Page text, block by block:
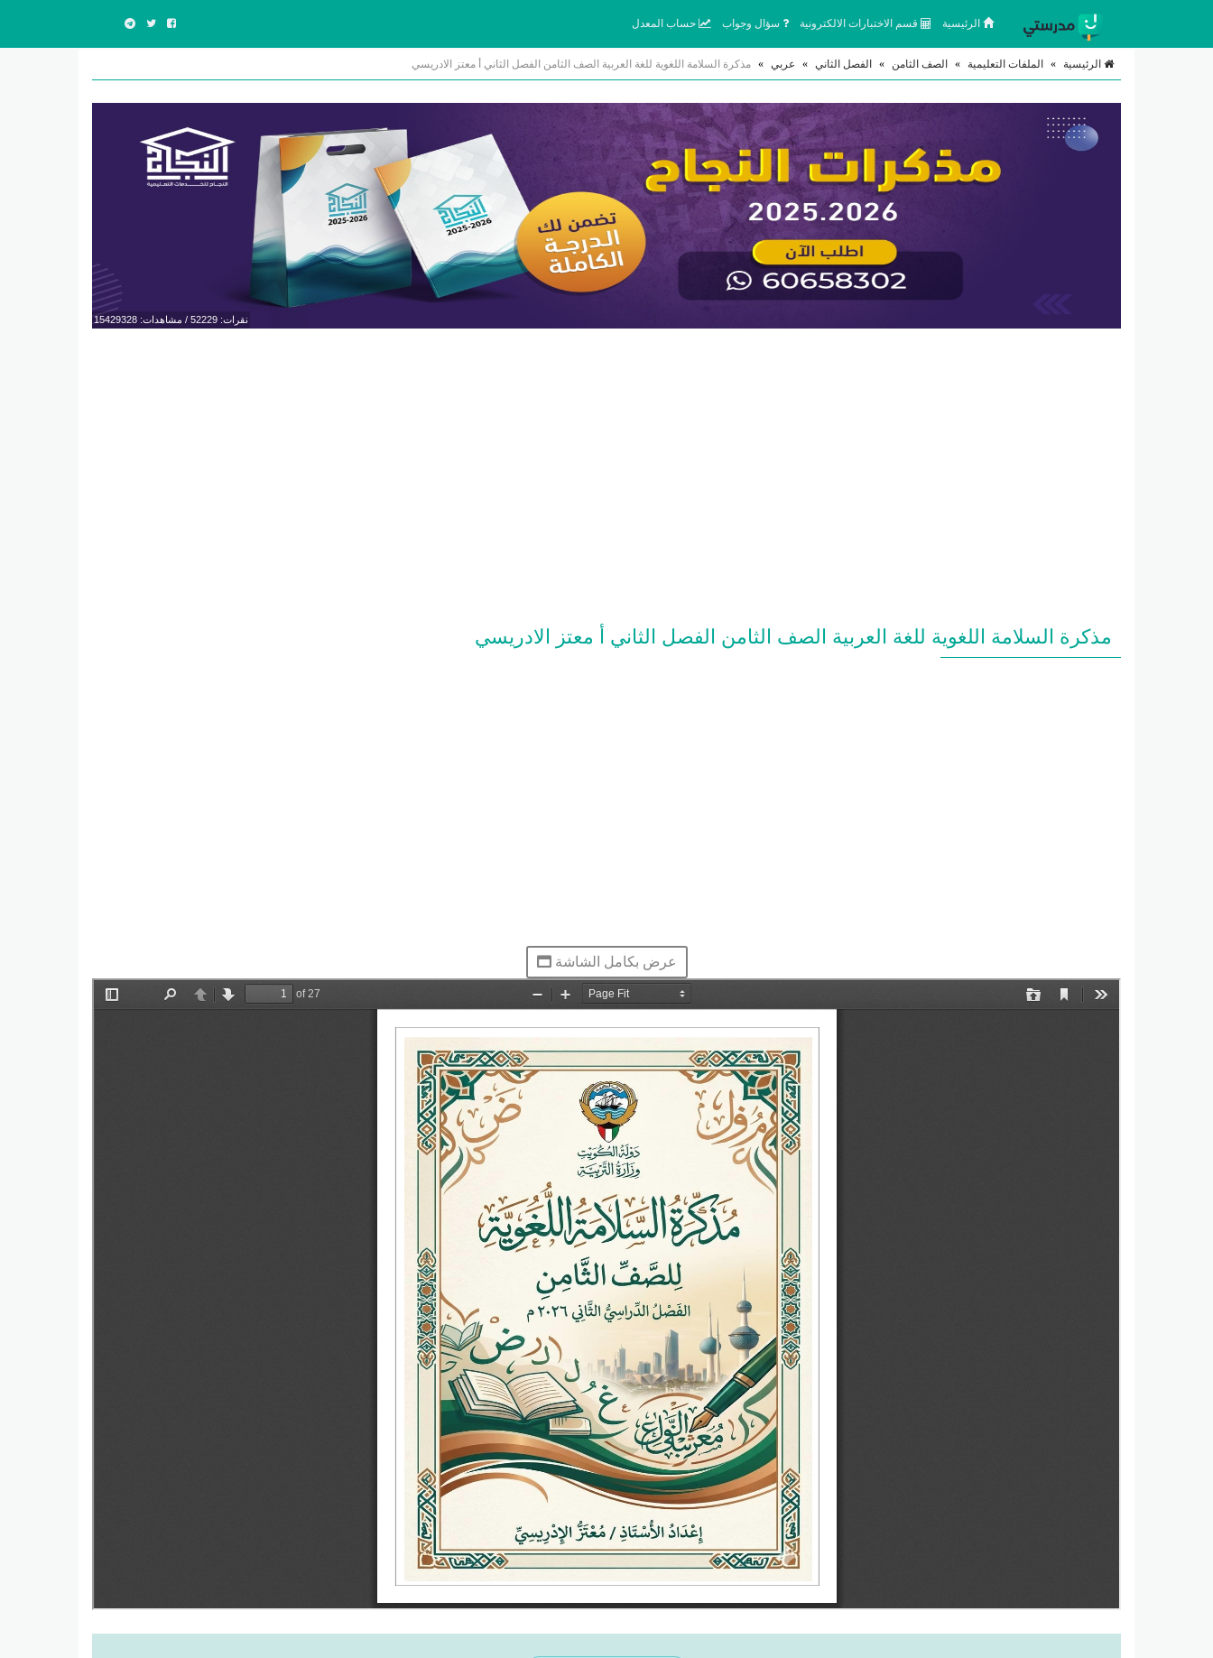
الرئيسية قسم الاختبارات الالكترونية سؤال وجواب حساب المعدل
الرئيسية » الملفات التعليمية » الصف الثامن » الفصل الثاني » عربي » مذكرة السلامة اللغوية للغة العربية الصف الثامن الفصل الثاني أ معتز الادريسي
نقرات: 52229 / مشاهدات: 15429328
مذكرة السلامة اللغوية للغة العربية الصف الثامن الفصل الثاني أ معتز الادريسي
عرض بكامل الشاشة